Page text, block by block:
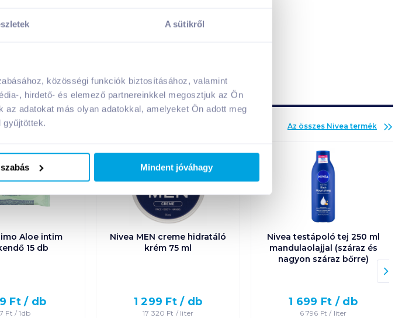
A sütikről
közösségi funkciók biztosításához, valamint
, hirdető- és elemező partnereinkkel megosztjuk az Ön
adatokat más olyan adatokkal, amelyeket Ön adott meg
gyűjtöttek.
Mindent jóváhagy
Adj hozzá termékeket!
termékei
Az összes Nivea termék
Aloe intim
15 db
Ft / db
Ft /1db
Nivea MEN creme hidratáló
krém 75 ml
1 299 Ft / db
17 320 Ft / liter
Nivea testápoló tej 250 ml
mandulaolajjal (száraz és
nagyon száraz bőrre)
1 699 Ft / db
6 796 Ft / liter